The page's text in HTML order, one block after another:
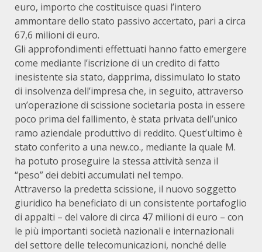
euro, importo che costituisce quasi l’intero
ammontare dello stato passivo accertato, pari a circa
67,6 milioni di euro.
Gli approfondimenti effettuati hanno fatto emergere
come mediante l’iscrizione di un credito di fatto
inesistente sia stato, dapprima, dissimulato lo stato
di insolvenza dell’impresa che, in seguito, attraverso
un’operazione di scissione societaria posta in essere
poco prima del fallimento, è stata privata dell’unico
ramo aziendale produttivo di reddito. Quest’ultimo è
stato conferito a una new.co., mediante la quale M.
ha potuto proseguire la stessa attività senza il
“peso” dei debiti accumulati nel tempo.
Attraverso la predetta scissione, il nuovo soggetto
giuridico ha beneficiato di un consistente portafoglio
di appalti – del valore di circa 47 milioni di euro – con
le più importanti società nazionali e internazionali
del settore delle telecomunicazioni, nonché delle